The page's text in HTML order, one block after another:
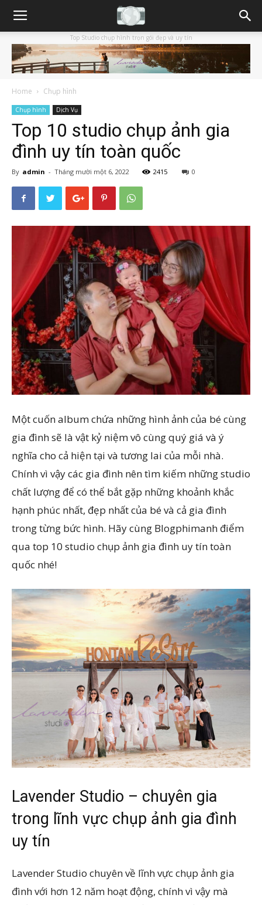
Top Studio chụp hình trọn gói đẹp và uy tín
Home Chụp hình
Chụp hình Dịch Vụ
Top 10 studio chụp ảnh gia
đình uy tín toàn quốc
By admin - Tháng mười một 6, 2022 2415 0
Một cuốn album chứa những hình ảnh của bé cùng
gia đình sẽ là vật kỷ niệm vô cùng quý giá và ý
nghĩa cho cả hiện tại và tương lai của mỗi nhà.
Chính vì vậy các gia đình nên tìm kiếm những studio
chất lượng để có thể bắt gặp những khoảnh khắc
hạnh phúc nhất, đẹp nhất của bé và cả gia đình
trong từng bức hình. Hãy cùng Blogphimanh điểm
qua top 10 studio chụp ảnh gia đình uy tín toàn
quốc nhé!
Lavender Studio – chuyên gia
trong lĩnh vực chụp ảnh gia đình
uy tín
Lavender Studio chuyên về lĩnh vực chụp ảnh gia
đình với hơn 12 năm hoạt động, chính vì vậy mà